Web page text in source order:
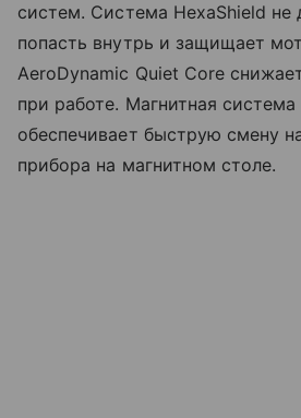
систем. Система HexaShield не
попасть внутрь и защищает
AeroDynamic Quiet Core
при работе. Магнитная
обеспечивает быструю смену
прибора на магнитном столе.